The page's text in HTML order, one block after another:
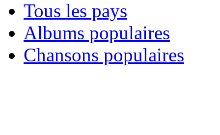
Tous les pays
Albums populaires
Chansons populaires